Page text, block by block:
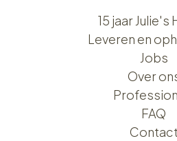
15 jaar Julie's
Leveren en
Jobs
Over
FAQ
Contact